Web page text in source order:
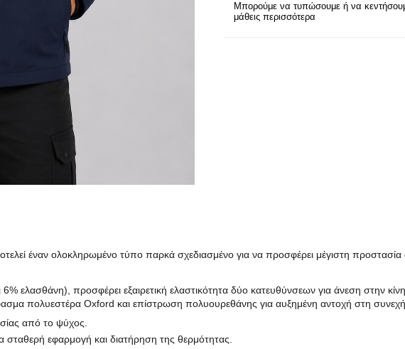
Μπορούμε να τυπώσουμε ή να
μάθεις περισσότερα
έναν ολοκληρωμένο τύπο παρκά σχεδιασμένο για να προσφέρει μέγιστη
ελασθάνη), προσφέρει εξαιρετική ελαστικότητα δύο κατευθύνσεων για άνεση στην
πολυεστέρα Oxford και επίστρωση πολυουρεθάνης για αυξημένη αντοχή στη συνεχή
από το ψύχος.
σταθερή εφαρμογή και διατήρηση της θερμότητας.